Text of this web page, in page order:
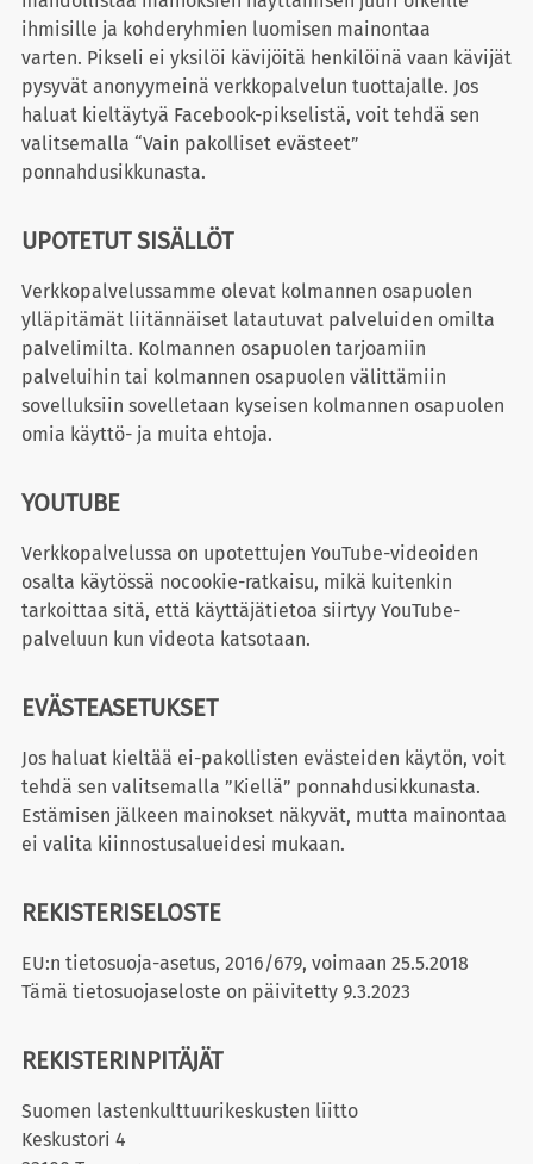
ihmisille ja kohderyhmien luomisen mainontaa
varten. Pikseli ei yksilöi kävijöitä henkilöinä vaan kävijät
pysyvät anonyymeinä verkkopalvelun tuottajalle. Jos
haluat kieltäytyä Facebook-pikselistä, voit tehdä sen
valitsemalla “Vain pakolliset evästeet”
ponnahdusikkunasta.
UPOTETUT SISÄLLÖT
Verkkopalvelussamme olevat kolmannen osapuolen
ylläpitämät liitännäiset latautuvat palveluiden omilta
palvelimilta. Kolmannen osapuolen tarjoamiin
palveluihin tai kolmannen osapuolen välittämiin
sovelluksiin sovelletaan kyseisen kolmannen osapuolen
omia käyttö- ja muita ehtoja.
YOUTUBE
Verkkopalvelussa on upotettujen YouTube-videoiden
osalta käytössä nocookie-ratkaisu, mikä kuitenkin
tarkoittaa sitä, että käyttäjätietoa siirtyy YouTube-
palveluun kun videota katsotaan.
EVÄSTEASETUKSET
Jos haluat kieltää ei-pakollisten evästeiden käytön, voit
tehdä sen valitsemalla ”Kiellä” ponnahdusikkunasta.
Estämisen jälkeen mainokset näkyvät, mutta mainontaa
ei valita kiinnostusalueidesi mukaan.
REKISTERISELOSTE
EU:n tietosuoja-asetus, 2016/679, voimaan 25.5.2018
Tämä tietosuojaseloste on päivitetty 9.3.2023
REKISTERINPITÄJÄT
Suomen lastenkulttuurikeskusten liitto
Keskustori 4